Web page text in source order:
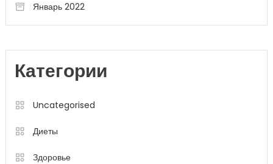
Январь 2022
Категории
Uncategorised
Диеты
Здоровье